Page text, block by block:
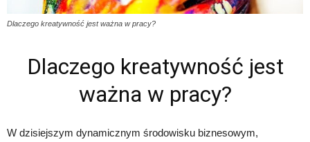
Dlaczego kreatywność jest ważna w pracy?
Dlaczego kreatywność jest
ważna w pracy?
W dzisiejszym dynamicznym środowisku biznesowym,